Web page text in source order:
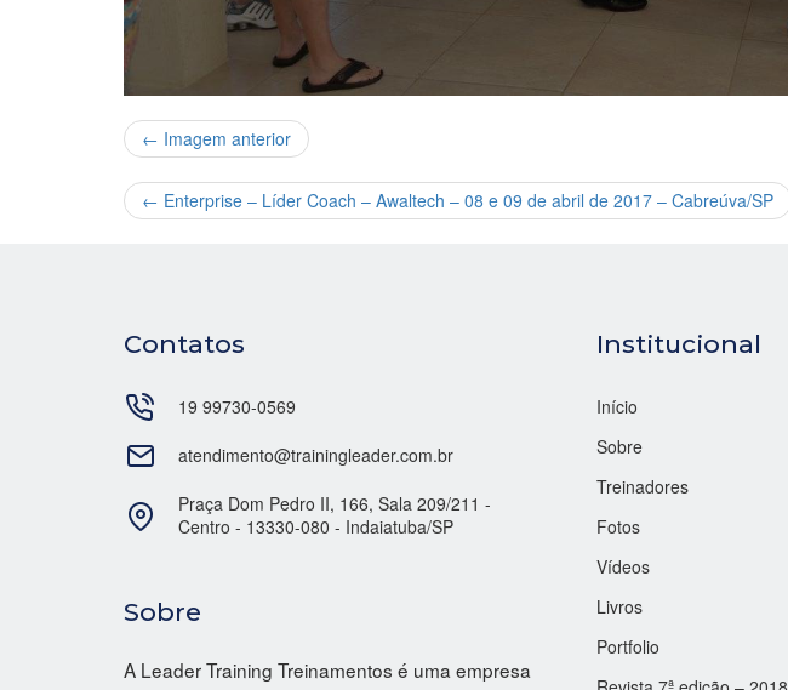
← Imagem anterior
← Enterprise – Líder Coach – Awaltech – 08 e 09 de abril de 2017 – Cabreúva/SP
Contatos
19 99730-0569
atendimento@trainingleader.com.br
Praça Dom Pedro II, 166, Sala 209/211 -
Centro - 13330-080 - Indaiatuba/SP
Sobre
A Leader Training Treinamentos é uma empresa
Institucional
Início
Sobre
Treinadores
Fotos
Vídeos
Livros
Portfolio